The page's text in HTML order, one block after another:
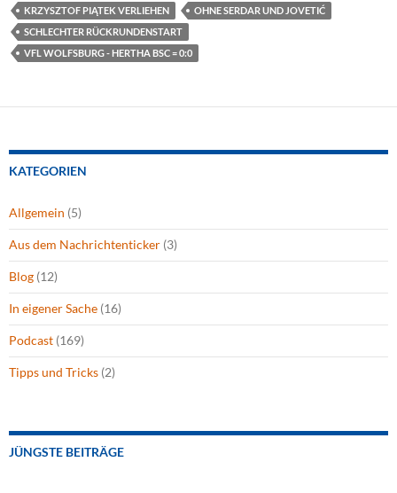
KRZYSZTOF PIĄTEK VERLIEHEN
OHNE SERDAR UND JOVETIĆ
SCHLECHTER RÜCKRUNDENSTART
VFL WOLFSBURG - HERTHA BSC = 0:0
KATEGORIEN
Allgemein (5)
Aus dem Nachrichtenticker (3)
Blog (12)
In eigener Sache (16)
Podcast (169)
Tipps und Tricks (2)
JÜNGSTE BEITRÄGE